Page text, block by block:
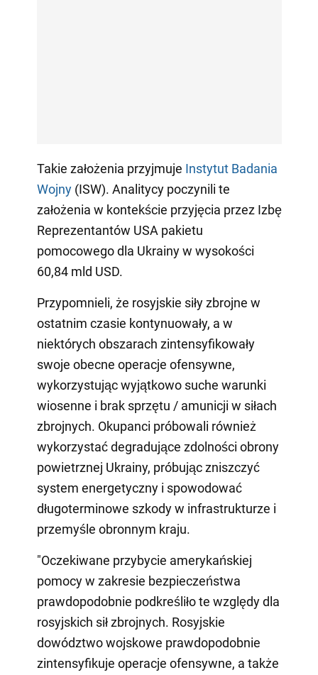
Takie założenia przyjmuje Instytut Badania
Wojny(ISW). Analitycy poczynili te
założenia w kontekście przyjęcia przez Izbę
Reprezentantów USA pakietu
pomocowego dla Ukrainy w wysokości
60,84 mld USD.
Przypomnieli, że rosyjskie siły zbrojne w
ostatnim czasie kontynuowały, a w
niektórych obszarach zintensyfikowały
swoje obecne operacje ofensywne,
wykorzystując wyjątkowo suche warunki
wiosenne i brak sprzętu / amunicji w siłach
zbrojnych. Okupanci próbowali również
wykorzystać degradujące zdolności obrony
powietrznej Ukrainy, próbując zniszczyć
system energetyczny i spowodować
długoterminowe szkody w infrastrukturze i
przemyśle obronnym kraju.
"Oczekiwane przybycie amerykańskiej
pomocy w zakresie bezpieczeństwa
prawdopodobnie podkreśliło te względy dla
rosyjskich sił zbrojnych. Rosyjskie
dowództwo wojskowe prawdopodobnie
zintensyfikuje operacje ofensywne, a także